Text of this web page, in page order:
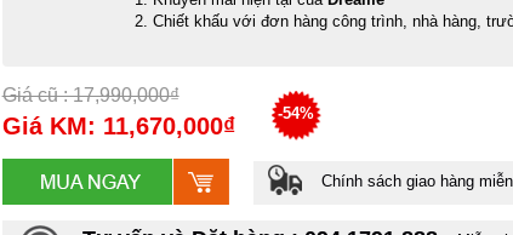
Chiết khấu với đơn hàng công trình, nhà hàng,
Giá cũ : 17,990,000₫
Giá KM: 11,670,000₫ -54%
Chính sách giao hàng